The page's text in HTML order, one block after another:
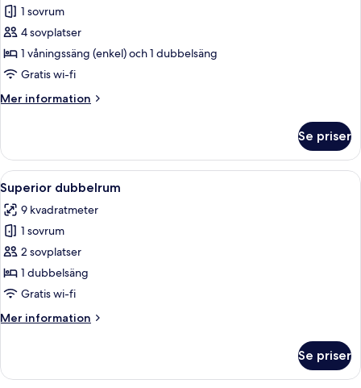
för
Superior
fyrbäddsrum
1 sovrum
4 sovplatser
1 våningssäng (enkel) och 1 dubbelsäng
Gratis wi-fi
Mer information
Mer
fyrbäddsrum
Se priser
Öppna
alla
foton
för
Superior
dubbelrum
Ett hotellrum med tapet med ett
15
Superior dubbelrum
9 kvadratmeter
1 sovrum
2 sovplatser
1 dubbelsäng
Gratis wi-fi
Mer information
Mer
dubbelrum
Se priser